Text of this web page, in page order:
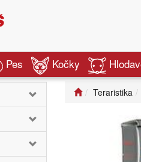
Pes Kočky
Teraristika